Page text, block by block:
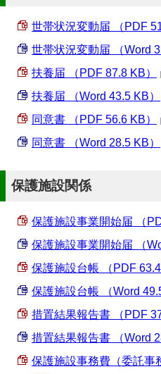
世帯状況変動届 （PDF
世帯状況変動届 （Word
扶養届 （PDF 87.8 KB）
扶養届 （Word 43.5 KB）
同意書 （PDF 56.6 KB）
同意書 （Word 28.5 KB）
保護施設関係
保護施設事業開始届 （
保護施設事業開始届 （
保護施設台帳 （PDF 63.4
保護施設台帳 （Word
措置結果報告書 （PDF
措置結果報告書 （Word
保護施設事務費（委託事